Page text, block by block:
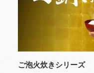
ご泡火炊きシリーズ